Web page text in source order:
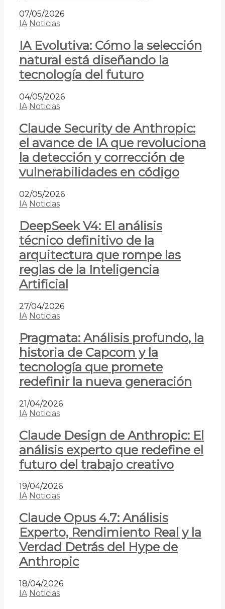
07/05/2026
IA Noticias
IA Evolutiva: Cómo la selección
natural está diseñando la
tecnología del futuro
04/05/2026
IA Noticias
Claude Security de Anthropic:
el avance de IA que revoluciona
la detección y corrección de
vulnerabilidades en código
02/05/2026
IA Noticias
DeepSeek V4: El análisis
técnico definitivo de la
arquitectura que rompe las
reglas de la Inteligencia
Artificial
27/04/2026
IA Noticias
Pragmata: Análisis profundo, la
historia de Capcom y la
tecnología que promete
redefinir la nueva generación
21/04/2026
IA Noticias
Claude Design de Anthropic: El
análisis experto que redefine el
futuro del trabajo creativo
19/04/2026
IA Noticias
Claude Opus 4.7: Análisis
Experto, Rendimiento Real y la
Verdad Detrás del Hype de
Anthropic
18/04/2026
IA Noticias